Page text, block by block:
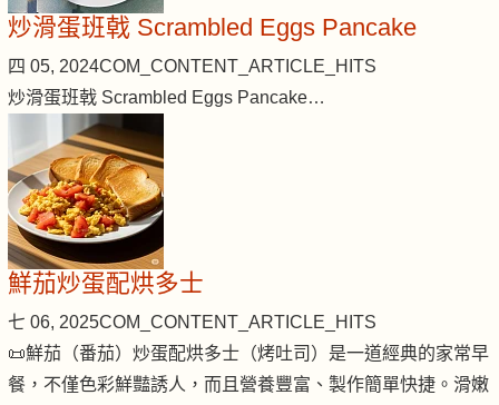
炒滑蛋班戟 Scrambled Eggs Pancake
四 05, 2024COM_CONTENT_ARTICLE_HITS
炒滑蛋班戟 Scrambled Eggs Pancake…
鮮茄炒蛋配烘多士
七 06, 2025COM_CONTENT_ARTICLE_HITS
📜鮮茄（番茄）炒蛋配烘多士（烤吐司）是一道經典的家常早
餐，不僅色彩鮮豔誘人，而且營養豐富、製作簡單快捷。滑嫩